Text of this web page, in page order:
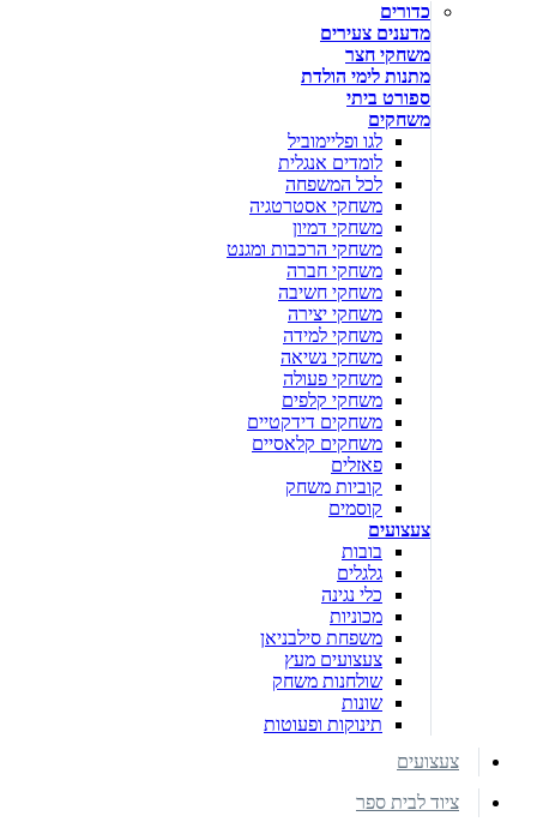
כדורים
מדענים צעירים
משחקי חצר
מתנות לימי הולדת
ספורט ביתי
משחקים
לגו ופליימוביל
לומדים אנגלית
לכל המשפחה
משחקי אסטרטגיה
משחקי דמיון
משחקי הרכבות ומגנט
משחקי חברה
משחקי חשיבה
משחקי יצירה
משחקי למידה
משחקי נשיאה
משחקי פעולה
משחקי קלפים
משחקים דידקטיים
משחקים קלאסיים
פאזלים
קוביות משחק
קוסמים
צעצועים
בובות
גלגלים
כלי נגינה
מכוניות
משפחת סילבניאן
צעצועים מעץ
שולחנות משחק
שונות
תינוקות ופעוטות
צעצועים
ציוד לבית ספר